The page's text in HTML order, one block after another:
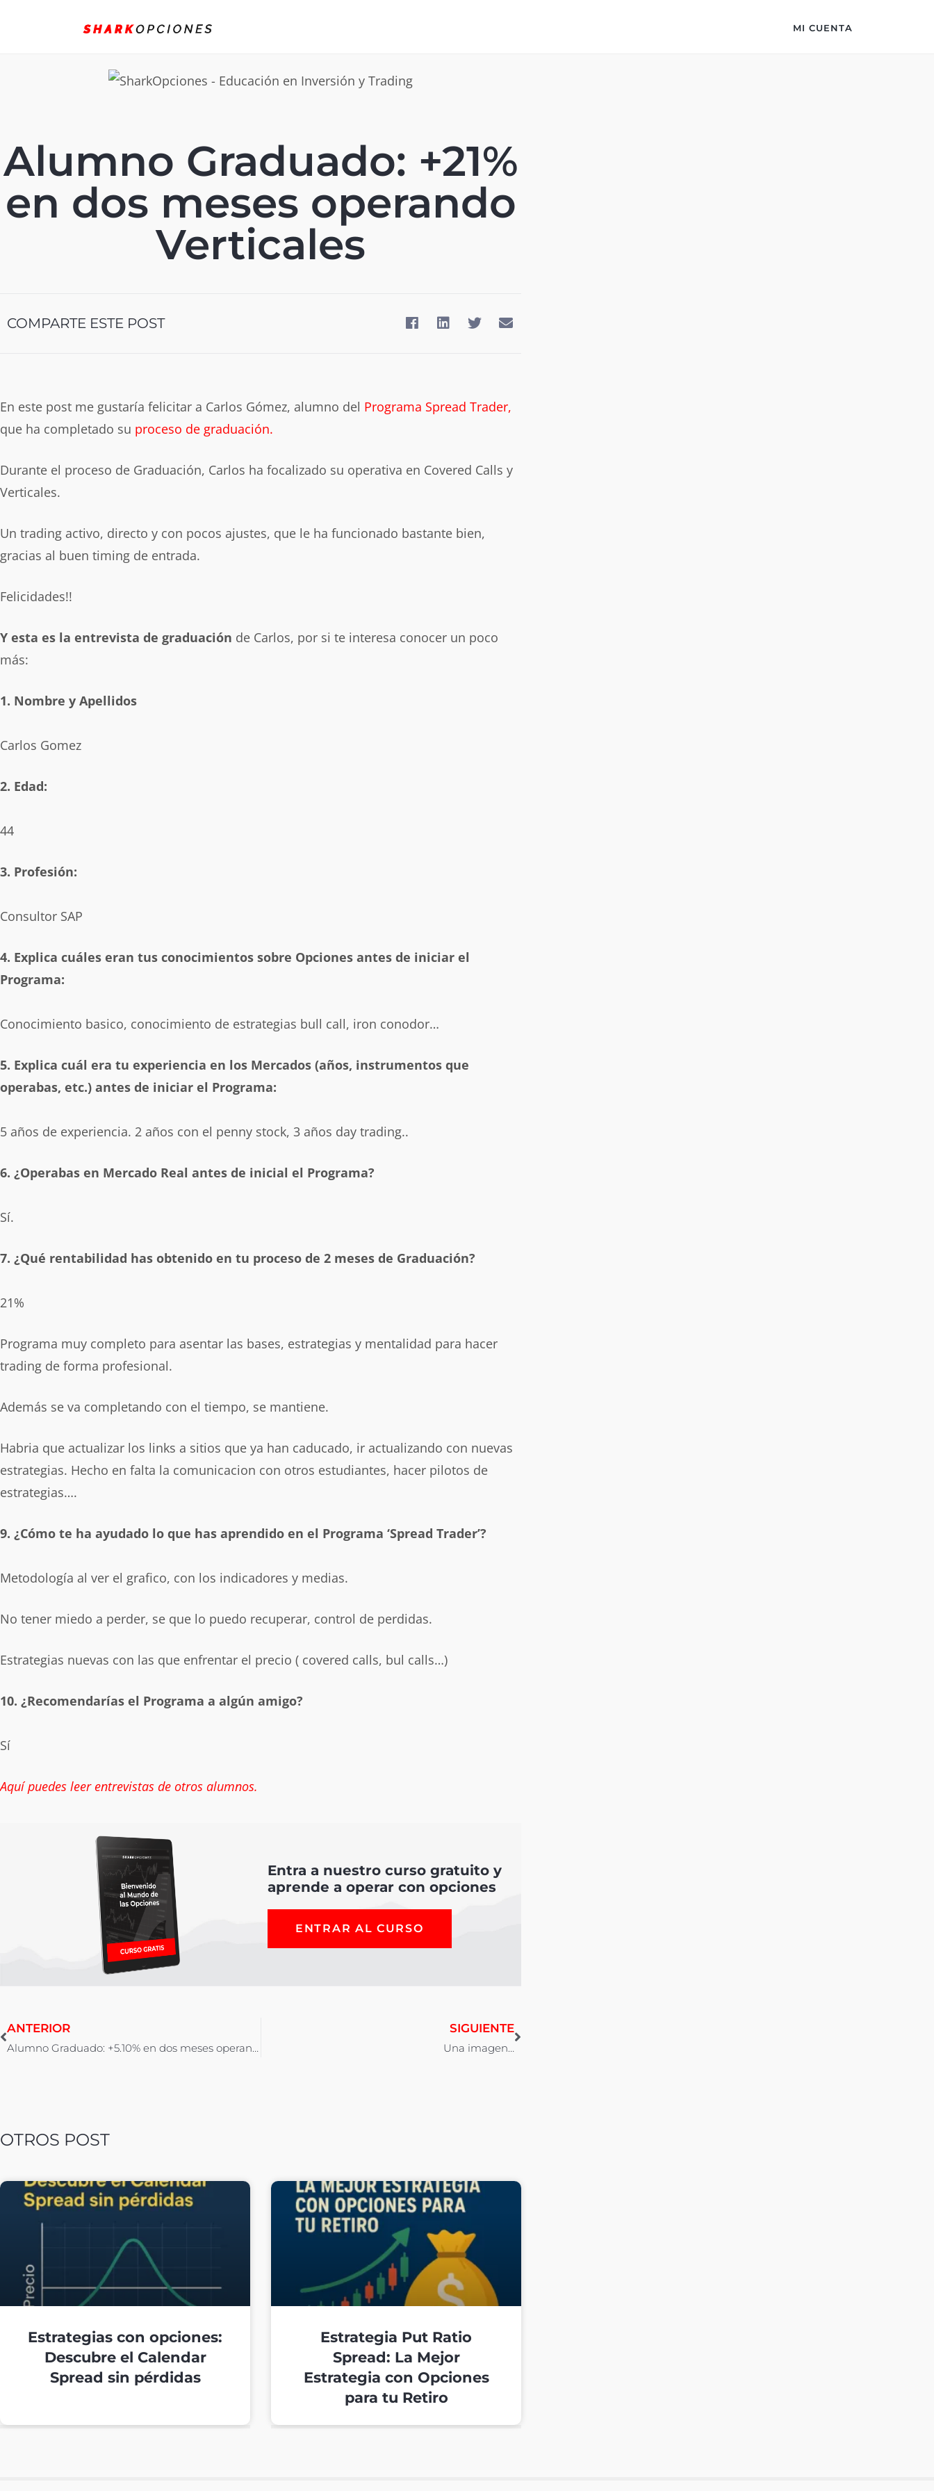
MI CUENTA
Alumno Graduado: +21%
en dos meses operando
Verticales
COMPARTE ESTE POST
En este post me gustaría felicitar a Carlos Gómez, alumno del Programa Spread Trader,
que ha completado su proceso de graduación.
Durante el proceso de Graduación, Carlos ha focalizado su operativa en Covered Calls y
Verticales.
Un trading activo, directo y con pocos ajustes, que le ha funcionado bastante bien,
gracias al buen timing de entrada.
Felicidades!!
Y esta es la entrevista de graduación de Carlos, por si te interesa conocer un poco
más:
1. Nombre y Apellidos
Carlos Gomez
2. Edad:
44
3. Profesión:
Consultor SAP
4. Explica cuáles eran tus conocimientos sobre Opciones antes de iniciar el
Programa:
Conocimiento basico, conocimiento de estrategias bull call, iron conodor…
5. Explica cuál era tu experiencia en los Mercados (años, instrumentos que
operabas, etc.) antes de iniciar el Programa:
5 años de experiencia. 2 años con el penny stock, 3 años day trading..
6. ¿Operabas en Mercado Real antes de inicial el Programa?
Sí.
7. ¿Qué rentabilidad has obtenido en tu proceso de 2 meses de Graduación?
21%
Programa muy completo para asentar las bases, estrategias y mentalidad para hacer
trading de forma profesional.
Además se va completando con el tiempo, se mantiene.
Habria que actualizar los links a sitios que ya han caducado, ir actualizando con nuevas
estrategias. Hecho en falta la comunicacion con otros estudiantes, hacer pilotos de
estrategias….
9. ¿Cómo te ha ayudado lo que has aprendido en el Programa ‘Spread Trader’?
Metodología al ver el grafico, con los indicadores y medias.
No tener miedo a perder, se que lo puedo recuperar, control de perdidas.
Estrategias nuevas con las que enfrentar el precio ( covered calls, bul calls…)
10. ¿Recomendarías el Programa a algún amigo?
Sí
Aquí puedes leer entrevistas de otros alumnos.
Entra a nuestro curso gratuito y
aprende a operar con opciones
ENTRAR AL CURSO
ANTERIOR
Alumno Graduado: +5.10% en dos meses operando Iron Condors
SIGUIENTE
Una imagen…
OTROS POST
Estrategias con opciones:
Descubre el Calendar
Spread sin pérdidas
Estrategia Put Ratio
Spread: La Mejor
Estrategia con Opciones
para tu Retiro